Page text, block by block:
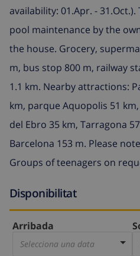
availability: 01.Apr. -
pool maintenance by the
the house. Grocery,
m, bus stop 800 m, railway
1.1 km. Nearby attractions:
km, parque Aquopolis 51
del Ebro 35 km, Tarragona
Barcelona 153 m. Please
Groups of teenagers on
Disponibilitat
Arribada
Selecciona una data